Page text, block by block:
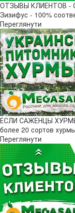
ОТЗЫВЫ КЛИЕНТОВ -
Зизифус - 100%
Переглянути
ЕСЛИ САЖЕНЦЫ
более 20 сортов хурмы
Переглянути